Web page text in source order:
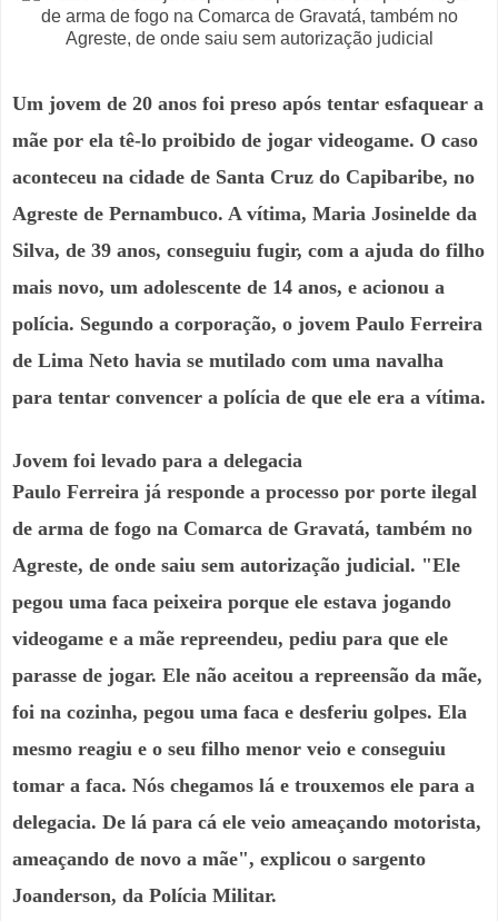
Um jovem de 20 anos foi preso após tentar esfaquear a
mãe por ela tê-lo proibido de jogar videogame. O caso
aconteceu na cidade de Santa Cruz do Capibaribe, no
Agreste de Pernambuco. A vítima, Maria Josinelde da
Silva, de 39 anos, conseguiu fugir, com a ajuda do filho
mais novo, um adolescente de 14 anos, e acionou a
polícia. Segundo a corporação, o jovem Paulo Ferreira
de Lima Neto havia se mutilado com uma navalha
para tentar convencer a polícia de que ele era a vítima.
Jovem foi levado para a delegacia
Paulo Ferreira já responde a processo por porte ilegal
de arma de fogo na Comarca de Gravatá, também no
Agreste, de onde saiu sem autorização judicial. "Ele
pegou uma faca peixeira porque ele estava jogando
videogame e a mãe repreendeu, pediu para que ele
parasse de jogar. Ele não aceitou a repreensão da mãe,
foi na cozinha, pegou uma faca e desferiu golpes. Ela
mesmo reagiu e o seu filho menor veio e conseguiu
tomar a faca. Nós chegamos lá e trouxemos ele para a
delegacia. De lá para cá ele veio ameaçando motorista,
ameaçando de novo a mãe", explicou o sargento
Joanderson, da Polícia Militar.